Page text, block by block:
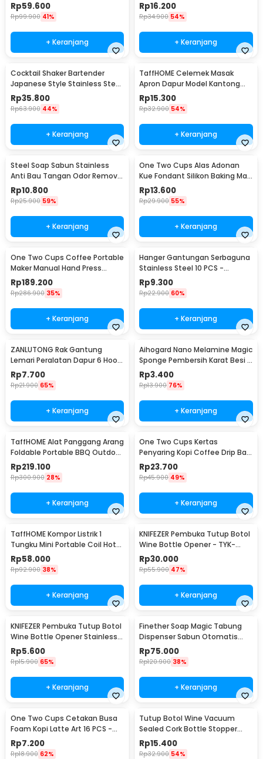
Rp59.600
Rp99.900 41%
+ Keranjang
Rp16.200
Rp34.900 54%
+ Keranjang
Cocktail Shaker Bartender
Japanese Style Stainless Steel
200ml
Rp35.800
Rp63.900 44%
+ Keranjang
TaffHOME Celemek Masak
Apron Dapur Model Kantong
Pola Spatula - JJ41
Rp15.300
Rp32.900 54%
+ Keranjang
Steel Soap Sabun Stainless
Anti Bau Tangan Odor Remove
- HW071
Rp10.800
Rp25.900 59%
+ Keranjang
One Two Cups Alas Adonan
Kue Fondant Silikon Baking Mat
Anti Slip - JJ3873
Rp13.600
Rp29.900 55%
+ Keranjang
One Two Cups Coffee Portable
Maker Manual Hand Press
Espresso 300ml - T35066
Rp189.200
Rp286.900 35%
+ Keranjang
Hanger Gantungan Serbaguna
Stainless Steel 10 PCS -
M127105
Rp9.300
Rp22.900 60%
+ Keranjang
ZANLUTONG Rak Gantung
Lemari Peralatan Dapur 6 Hook
Besi - 2137
Rp7.700
Rp21.900 65%
+ Keranjang
Aihogard Nano Melamine Magic
Sponge Pembersih Karat Besi -
CW62
Rp3.400
Rp13.900 76%
+ Keranjang
TaffHOME Alat Panggang Arang
Foldable Portable BBQ Outdoor
Grill Stove - HWSK77
Rp219.100
Rp300.900 28%
+ Keranjang
One Two Cups Kertas
Penyaring Kopi Coffee Drip Bag
Paper Filter 50PCS - T111
Rp23.700
Rp45.900 49%
+ Keranjang
TaffHOME Kompor Listrik 1
Tungku Mini Portable Coil Hot
Plate 500W - C1-1000-03
Rp58.000
Rp92.900 38%
+ Keranjang
KNIFEZER Pembuka Tutup Botol
Wine Bottle Opener - TYK-
074B
Rp30.000
Rp55.900 47%
+ Keranjang
KNIFEZER Pembuka Tutup Botol
Wine Bottle Opener Stainless
Steel - WS01
Rp5.600
Rp15.900 65%
+ Keranjang
Finether Soap Magic Tabung
Dispenser Sabun Otomatis
400ml - AD-03
Rp75.000
Rp120.900 38%
+ Keranjang
One Two Cups Cetakan Busa
Foam Kopi Latte Art 16 PCS -
JJYE01
Rp7.200
Rp18.900 62%
Tutup Botol Wine Vacuum
Sealed Cork Bottle Stopper
Stainless Steel - G94529
Rp15.400
Rp32.900 54%